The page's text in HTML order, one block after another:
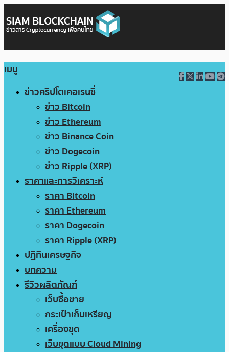
เมนู
ข่าวคริปโตเคอเรนซี่
ข่าว Bitcoin
ข่าว Ethereum
ข่าว Binance Coin
ข่าว Dogecoin
ข่าว Ripple (XRP)
ราคาและการวิเคราะห์
ราคา Bitcoin
ราคา Ethereum
ราคา Dogecoin
ราคา Ripple (XRP)
ปฏิทินเศรษฐกิจ
บทความ
รีวิวผลิตภัณฑ์
เว็บซื้อขาย
กระเป๋าเก็บเหรียญ
เครื่องขุด
เว็บขุดแบบ Cloud Mining